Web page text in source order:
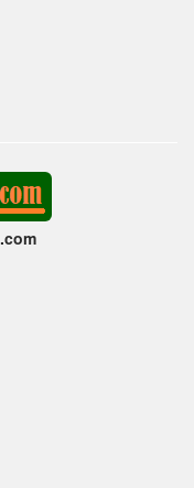
.com